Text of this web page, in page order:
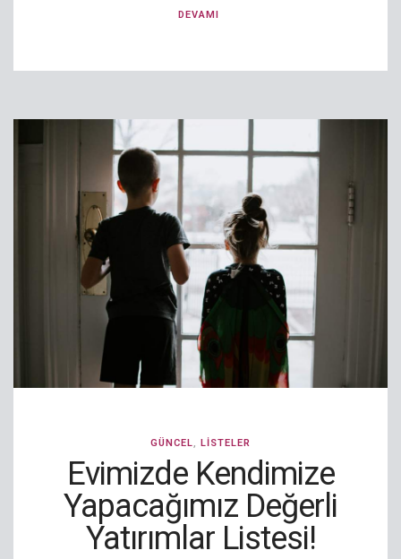
DEVAMI
GÜNCEL, LISTELER
Evimizde Kendimize
Yapacağımız Değerli
Yatırımlar Listesi!